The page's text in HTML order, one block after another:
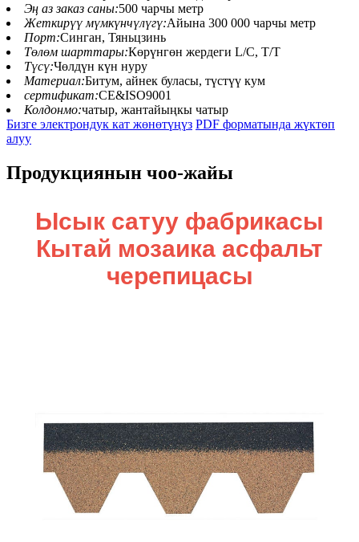
Эң аз заказ саны:500 чарчы метр
Жеткирүү мүмкүнчүлүгү:Айына 300 000 чарчы метр
Порт:Синган, Тяньцзинь
Төлөм шарттары:Көрүнгөн жердеги L/C, T/T
Түсү:Чөлдүн күн нуру
Материал:Битум, айнек буласы, түстүү кум
сертификат:CE&ISO9001
Колдонмо:чатыр, жантайыңкы чатыр
Бизге электрондук кат жөнөтүңүз PDF форматында жүктөп
алуу
Продукциянын чоо-жайы
Ысык сатуу фабрикасы
Кытай мозаика асфальт
черепицасы